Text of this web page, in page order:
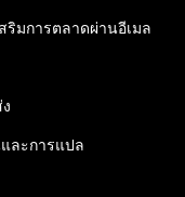
ริมการตลาดผ่านอีเมล
ละการแปล